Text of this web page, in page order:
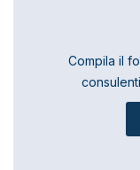
Compila il